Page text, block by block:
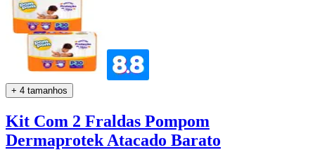
+ 4 tamanhos
Kit Com 2 Fraldas Pompom
Dermaprotek Atacado Barato